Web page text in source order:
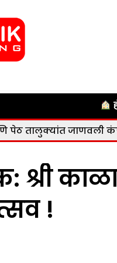
जाणवली कंपने, कोणतीही
श्री
!